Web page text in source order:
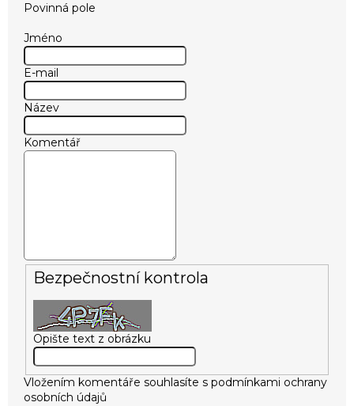
Povinná pole
Jméno
E-mail
Název
Komentář
Bezpečnostní kontrola
Opište text z obrázku
Vložením komentáře souhlasíte s podmínkami ochrany
osobních údajů